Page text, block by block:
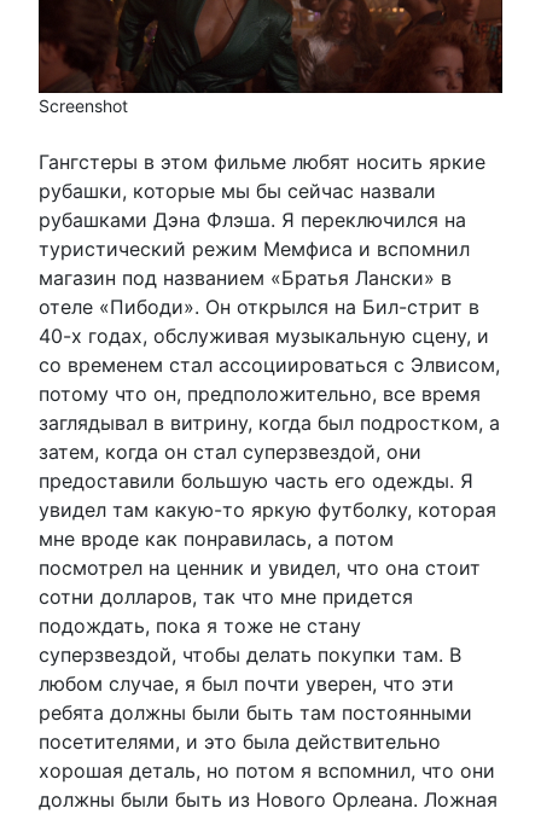
Screenshot
Гангстеры в этом фильме любят носить яркие
рубашки, которые мы бы сейчас назвали
рубашками Дэна Флэша. Я переключился на
туристический режим Мемфиса и вспомнил
магазин под названием «Братья Лански» в
отеле «Пибоди». Он открылся на Бил-стрит в
40-х годах, обслуживая музыкальную сцену, и
со временем стал ассоциироваться с Элвисом,
потому что он, предположительно, все время
заглядывал в витрину, когда был подростком, а
затем, когда он стал суперзвездой, они
предоставили большую часть его одежды. Я
увидел там какую-то яркую футболку, которая
мне вроде как понравилась, а потом
посмотрел на ценник и увидел, что она стоит
сотни долларов, так что мне придется
подождать, пока я тоже не стану
суперзвездой, чтобы делать покупки там. В
любом случае, я был почти уверен, что эти
ребята должны были быть там постоянными
посетителями, и это была действительно
хорошая деталь, но потом я вспомнил, что они
должны были быть из Нового Орлеана. Ложная